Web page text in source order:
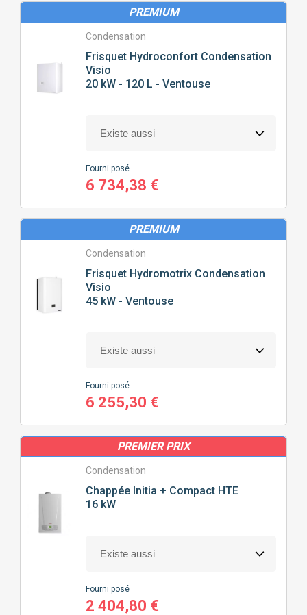
PREMIUM
Condensation
Frisquet Hydroconfort Condensation
Visio
20 kW - 120 L - Ventouse
Fourni posé
6 734,38 €
PREMIUM
Condensation
Frisquet Hydromotrix Condensation
Visio
45 kW - Ventouse
Fourni posé
6 255,30 €
PREMIER PRIX
Condensation
Chappée Initia + Compact HTE
16 kW
Fourni posé
2 404,80 €